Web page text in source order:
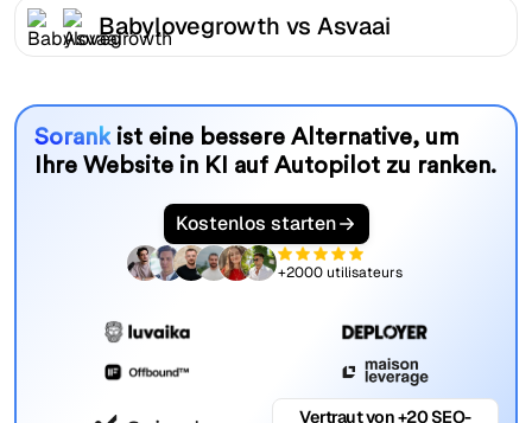
Babylovegrowth vs Asvaai
Sorankist eine bessere Alternative, um
Ihre Website in KI auf Autopilot zu ranken.
Kostenlos starten
+2000 utilisateurs
Vertraut von +20 SEO-